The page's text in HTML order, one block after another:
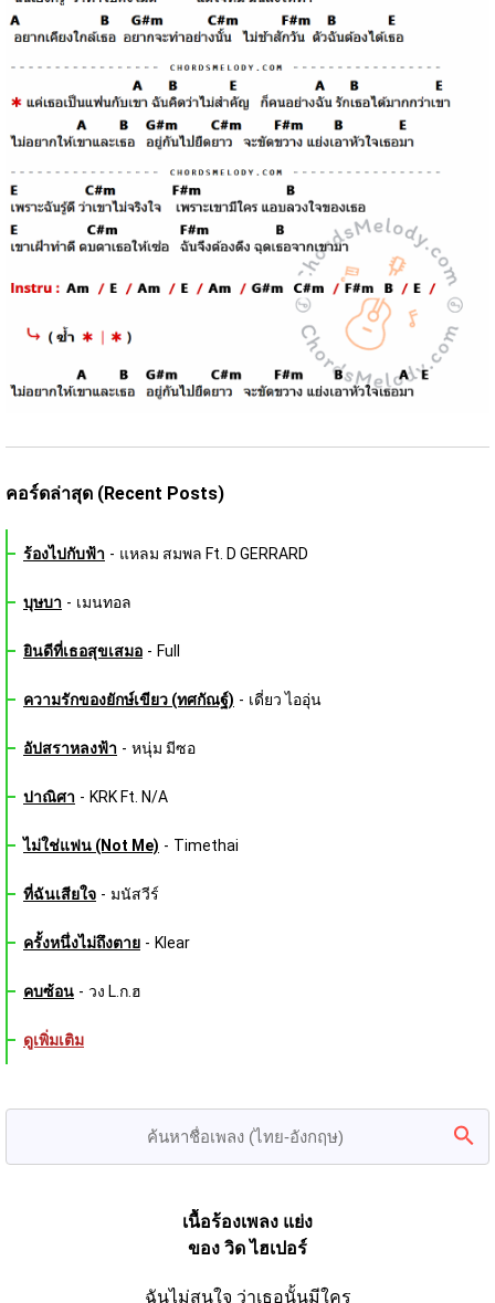
คอร์ดล่าสุด (Recent Posts)
ร้องไปกับฟ้า - แหลม สมพล Ft. D GERRARD
บุษบา - เมนทอล
ยินดีที่เธอสุขเสมอ - Full
ความรักของยักษ์เขียว (ทศกัณฐ์) - เดี่ยว ไออุ่น
อัปสราหลงฟ้า - หนุ่ม มีซอ
ปาณิศา - KRK Ft. N/A
ไม่ใช่แฟน (Not Me) - Timethai
ที่ฉันเสียใจ - มนัสวีร์
ครั้งหนึ่งไม่ถึงตาย - Klear
คบซ้อน - วง L.ก.ฮ
ดูเพิ่มเติม
เนื้อร้องเพลง แย่ง
ของ วิด ไฮเปอร์
ฉันไม่สนใจ ว่าเธอนั้นมีใคร